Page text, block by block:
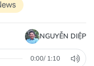
NGUYỄN DIỆP
0:00/ 1:10